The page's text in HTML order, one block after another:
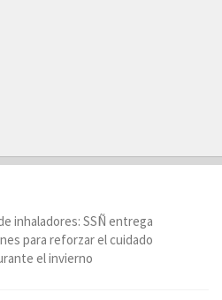
inhaladores: SSÑ entrega
para reforzar el cuidado
el invierno